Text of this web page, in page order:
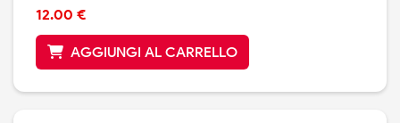
12.00 €
AGGIUNGI AL CARRELLO